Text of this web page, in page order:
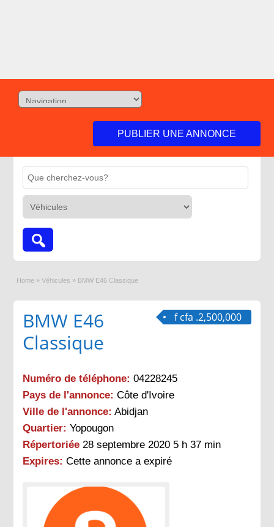
PUBLIER UNE ANNONCE
Home » Véhicules » BMW E46 Classique
f cfa .2,500,000
BMW E46
Classique
Numéro de téléphone: 04228245
Pays de l'annonce: Côte d'Ivoire
Ville de l'annonce: Abidjan
Quartier: Yopougon
Répertoriée 28 septembre 2020 5 h 37 min
Expires: Cette annonce a expiré